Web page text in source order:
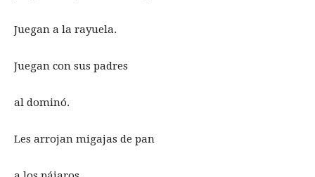
Juegan a la rayuela.
Juegan con sus padres
al dominó.
Les arrojan migajas de pan